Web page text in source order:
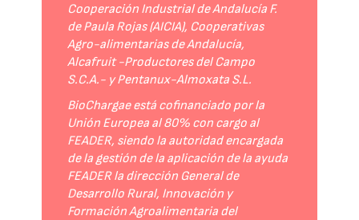
Cooperación Industrial de Andalucía F.
de Paula Rojas (AICIA), Cooperativas
Agro-alimentarias de Andalucía,
Alcafruit -Productores del Campo
S.C.A.- y Pentanux-Almoxata S.L.
BioChargae está cofinanciado por la
Unión Europea al 80% con cargo al
FEADER, siendo la autoridad encargada
de la gestión de la aplicación de la ayuda
FEADER la dirección General de
Desarrollo Rural, Innovación y
Formación Agroalimentaria del